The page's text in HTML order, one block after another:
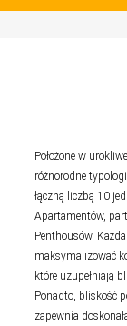
Położone w
różnorodne
łączną liczbą 10
Apartamentów,
Penthousów.
maksymalizować
które uzupełniają
Ponadto, bliskość
zapewnia